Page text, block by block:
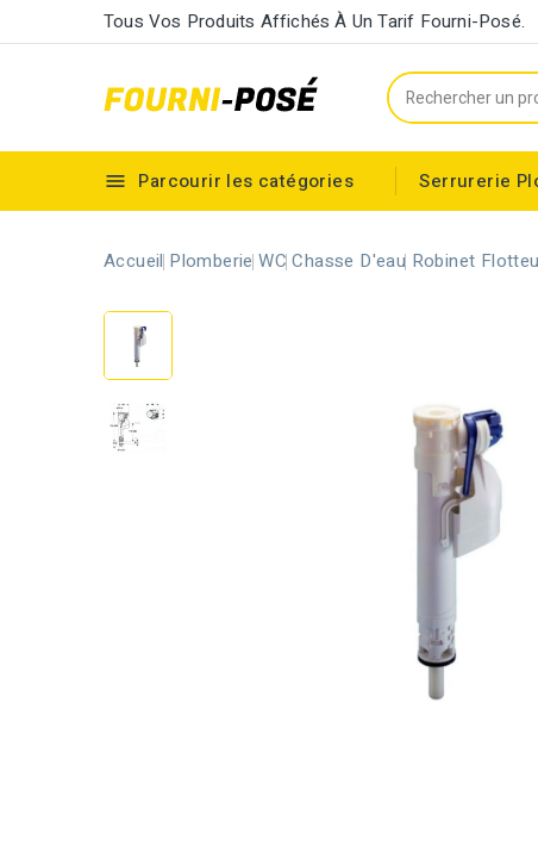
Tous Vos Produits Affichés À Un Tarif Fourni-Posé.
 Parcourir les catégories Serrurerie
Accueil Plomberie WC Chasse D'eau Robinet